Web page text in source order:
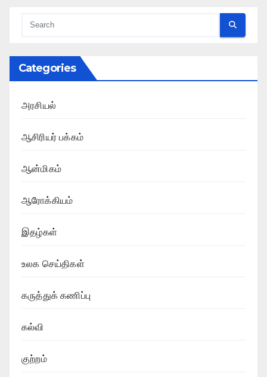
Categories
அரசியல்
ஆசிரியர் பக்கம்
ஆன்மிகம்
ஆரோக்கியம்
இதழ்கள்
உலக செய்திகள்
கருத்துக் கணிப்பு
கல்வி
குற்றம்